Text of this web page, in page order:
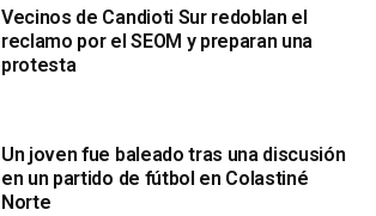
Vecinos de Candioti Sur redoblan el
reclamo por el SEOM y preparan una
protesta
Un joven fue baleado tras una discusión
en un partido de fútbol en Colastiné
Norte